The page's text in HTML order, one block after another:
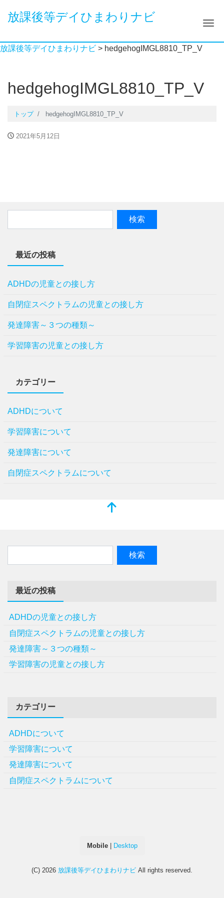
放課後等デイひまわりナビ
ナ
放課後等デイひまわりナビ > hedgehogIMGL8810_TP_V
hedgehogIMGL8810_TP_V
トップ hedgehogIMGL8810_TP_V
2021年5月12日
最近の投稿
ADHDの児童との接し方
自閉症スペクトラムの児童との接し方
発達障害～３つの種類～
学習障害の児童との接し方
カテゴリー
ADHDについて
学習障害について
発達障害について
自閉症スペクトラムについて
最近の投稿
ADHDの児童との接し方
自閉症スペクトラムの児童との接し方
発達障害～３つの種類～
学習障害の児童との接し方
カテゴリー
ADHDについて
学習障害について
発達障害について
自閉症スペクトラムについて
Mobile| Desktop
(C) 2026 放課後等デイひまわりナビ All rights reserved.